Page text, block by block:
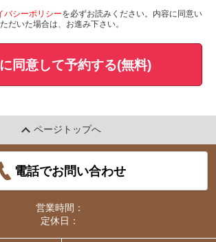
バシーポリシーを必ずお読みください。内容に同意い
ただいた場合は、お進み下さい。
同意して予約する(無料)
ページトップへ
電話でお問い合わせ
営業時間：
定休日：